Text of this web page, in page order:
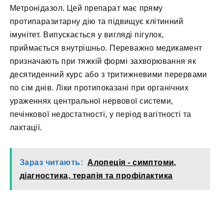
Метронідазол. Цей препарат має пряму
протипаразитарну дію та підвищує клітинний
імунітет. Випускається у вигляді пігулок,
приймається внутрішньо. Переважно медикамент
призначають при тяжкій формі захворювання як
десятиденний курс або з тритижневими перервами
по сім днів. Ліки протипоказані при органічних
ураженнях центральної нервової системи,
печінкової недостатності, у період вагітності та
лактації.
Зараз читають:
Алопеція - симптоми,
діагностика, терапія та профілактика